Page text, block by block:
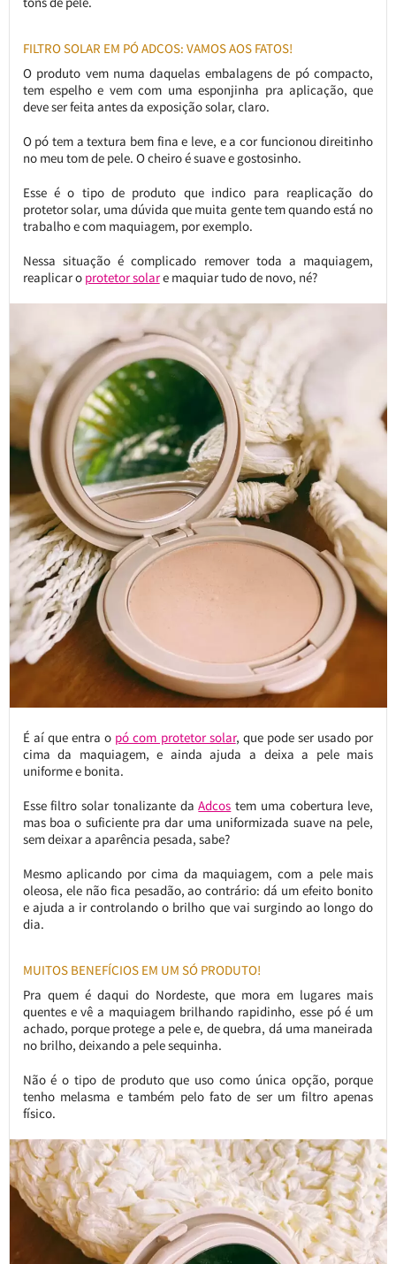
FILTRO SOLAR EM PÓ ADCOS: VAMOS AOS FATOS!
O produto vem numa daquelas embalagens de pó compacto,
tem espelho e vem com uma esponjinha pra aplicação, que
deve ser feita antes da exposição solar, claro.
O pó tem a textura bem fina e leve, e a cor funcionou direitinho
no meu tom de pele. O cheiro é suave e gostosinho.
Esse é o tipo de produto que indico para reaplicação do
protetor solar, uma dúvida que muita gente tem quando está no
trabalho e com maquiagem, por exemplo.
Nessa situação é complicado remover toda a maquiagem,
reaplicar o protetor solare maquiar tudo de novo, né?
É aí que entra o pó com protetor solar, que pode ser usado por
cima da maquiagem, e ainda ajuda a deixa a pele mais
uniforme e bonita.
Esse filtro solar tonalizante daAdcos tem uma cobertura leve,
mas boa o suficiente pra dar uma uniformizada suave na pele,
sem deixar a aparência pesada, sabe?
Mesmo aplicando por cima da maquiagem, com a pele mais
oleosa, ele não fica pesadão, ao contrário: dá um efeito bonito
e ajuda a ir controlando o brilho que vai surgindo ao longo do
dia.
MUITOS BENEFÍCIOS EM UM SÓ PRODUTO!
Pra quem é daqui do Nordeste, que mora em lugares mais
quentes e vê a maquiagem brilhando rapidinho, esse pó é um
achado, porque protege a pele e, de quebra, dá uma maneirada
no brilho, deixando a pele sequinha.
Não é o tipo de produto que uso como única opção, porque
tenho melasma e também pelo fato de ser um filtro apenas
físico.